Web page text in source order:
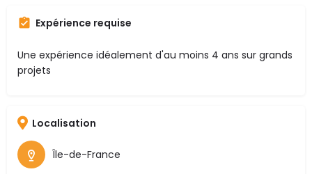
Expérience requise
Une expérience idéalement d'au moins 4 ans sur grands
projets
Localisation
Île-de-France